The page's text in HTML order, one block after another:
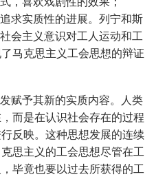
求实质性的进展。列宁和斯
会主义意识对工人运动和工
马克思主义工会思想的辩证
赋予其新的实质内容。人类
而是在认识社会存在的过程
反映。这种思想发展的连续
思主义的工会思想尽管在工
毕竟也要以过去所获得的工